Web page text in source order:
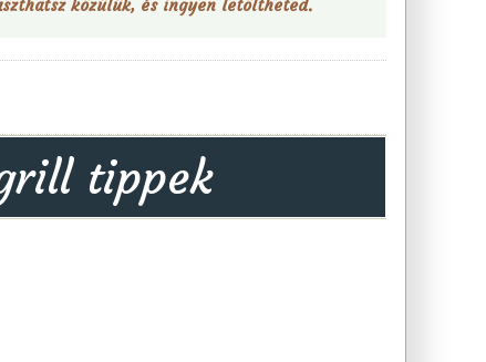
közülük, és ingyen letöltheted.
tippek